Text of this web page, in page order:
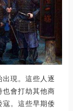
現。這些人逐
會打劫其他商
寇。這些早期倭